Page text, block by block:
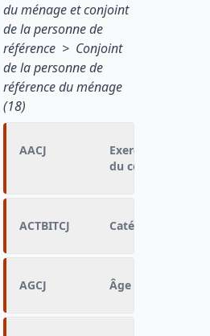
du ménage et conjoint
de la personne de
référence > Conjoint
de la personne de
référence du ménage
(18)
AACJ
Exercice activité
du conjoint
ACTBITCJ Catégorie
AGCJ Âge détaillé du